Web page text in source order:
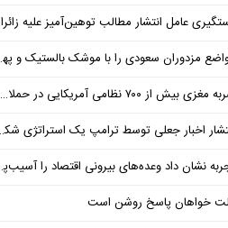
عامل انتشار مطالب توهین‌آمیز علیه زائران اربعین در فضای مجازی
مزدوران سعودی را با موشک بالستیک و پهپاد در هم شکستیم
بیش از ۷۰۰ نظامی آمریکایی در حملات ایران
اخبار جعلی توسط ترامپ یک استراتژی شکست خورده است
نشان داد وعده‌های بیرونی اقتصاد را آسیب‌پذیرتر می‌کند
خواهان پاسخ روشن است